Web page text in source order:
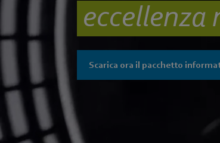
eccellenza
Scarica ora il pacchetto